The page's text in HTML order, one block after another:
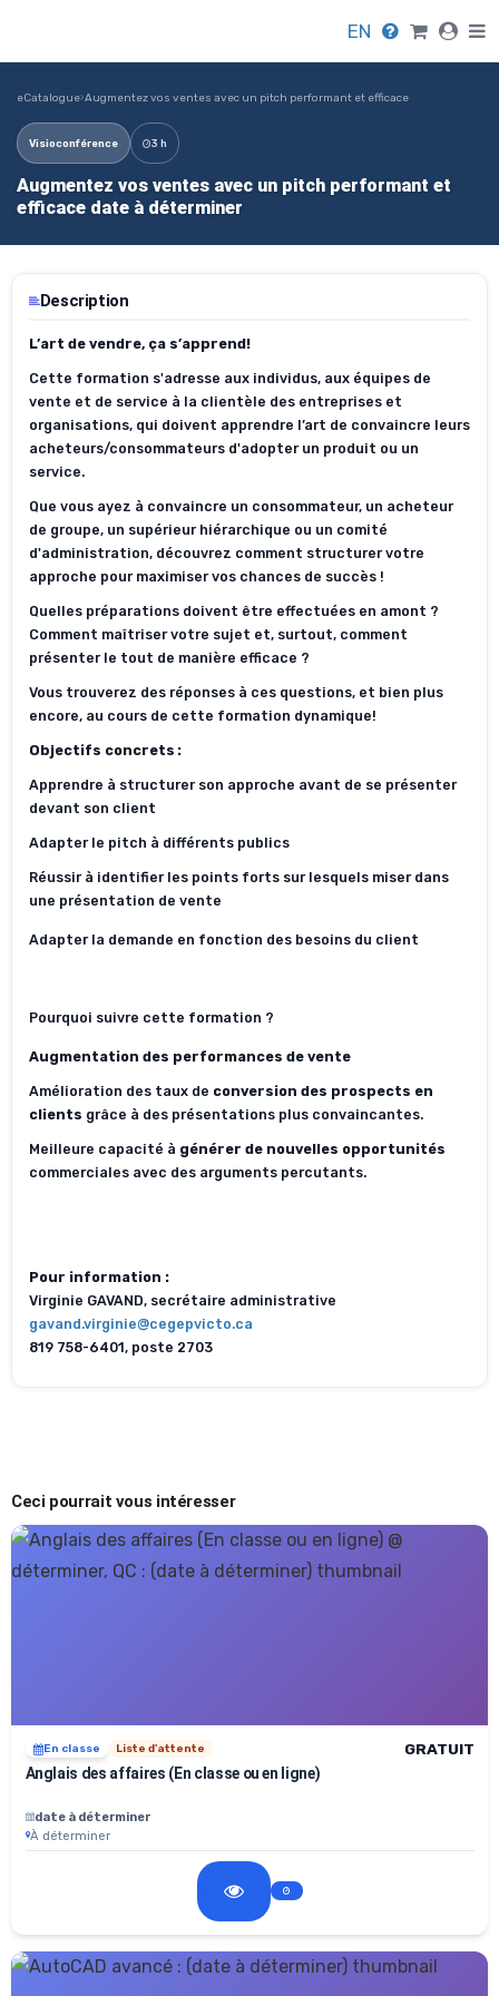
EN
eCatalogue›Augmentez vos ventes avec un pitch performant et efficace
Visioconférence 3 h
Augmentez vos ventes avec un pitch performant et
efficace date à déterminer
Description
L’art de vendre, ça s’apprend!
Cette formation s'adresse aux individus, aux équipes de
vente et de service à la clientèle des entreprises et
organisations, qui doivent apprendre l’art de convaincre leurs
acheteurs/consommateurs d'adopter un produit ou un
service.
Que vous ayez à convaincre un consommateur, un acheteur
de groupe, un supérieur hiérarchique ou un comité
d'administration, découvrez comment structurer votre
approche pour maximiser vos chances de succès !
Quelles préparations doivent être effectuées en amont ?
Comment maîtriser votre sujet et, surtout, comment
présenter le tout de manière efficace ?
Vous trouverez des réponses à ces questions, et bien plus
encore, au cours de cette formation dynamique!
Objectifs concrets :
Apprendre à structurer son approche avant de se présenter
devant son client
Adapter le pitch à différents publics
Réussir à identifier les points forts sur lesquels miser dans
une présentation de vente
Adapter la demande en fonction des besoins du client
Pourquoi suivre cette formation ?
Augmentation des performances de vente
Amélioration des taux de conversion des prospects en
clients grâce à des présentations plus convaincantes.
Meilleure capacité à générer de nouvelles opportunités
commerciales avec des arguments percutants.
Pour information :
Virginie GAVAND, secrétaire administrative
gavand.virginie@cegepvicto.ca
819 758-6401, poste 2703
Ceci pourrait vous intéresser
En classe Liste d'attente
GRATUIT
Anglais des affaires (En classe ou en ligne)
date à déterminer
À déterminer